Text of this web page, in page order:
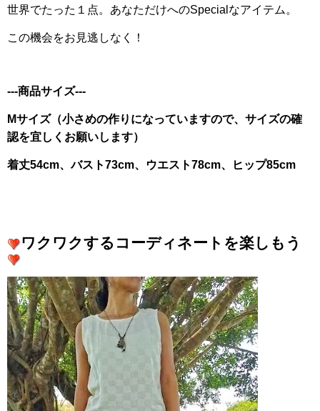
世界でたった１点。あなただけへのSpecialなアイテム。
この機会をお見逃しなく！
---商品サイズ---
Mサイズ（小さめの作りになっていますので、サイズの確
認を宜しくお願いします）
着丈54cm、バスト73cm、ウエスト78cm、ヒップ85cm
ワクワクするコーディネートを楽しもう